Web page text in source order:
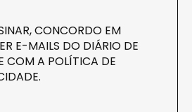
CONCORDO EM
E-MAILS DO DIÁRIO DE
COM A POLÍTICA DE
.